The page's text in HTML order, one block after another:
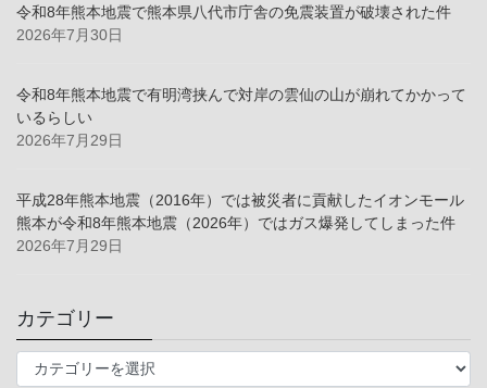
令和8年熊本地震で熊本県八代市庁舎の免震装置が破壊された件
2026年7月30日
令和8年熊本地震で有明湾挟んで対岸の雲仙の山が崩れてかかって
いるらしい
2026年7月29日
平成28年熊本地震（2016年）では被災者に貢献したイオンモール
熊本が令和8年熊本地震（2026年）ではガス爆発してしまった件
2026年7月29日
カテゴリー
テ